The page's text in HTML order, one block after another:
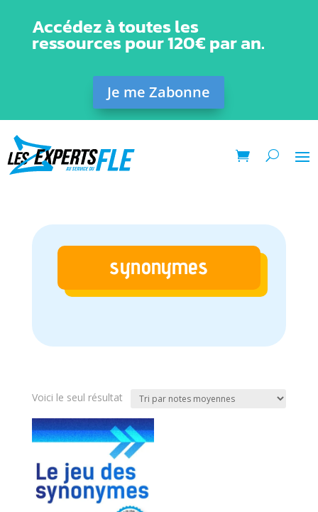
Accédez à toutes les
ressources pour 120€ par an.
Je me Zabonne
synonymes
Voici le seul résultat